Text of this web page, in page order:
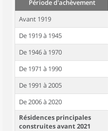
Période d'achèvement
Avant 1919
De 1919 à 1945
De 1946 à 1970
De 1971 à 1990
De 1991 à 2005
De 2006 à 2020
Résidences principales
construites avant 2021